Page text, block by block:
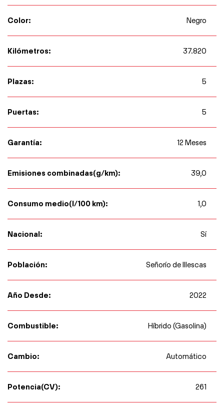
Color: Negro
Kilómetros: 37.820
Plazas: 5
Puertas: 5
Garantía: 12 Meses
Emisiones combinadas(g/km): 39,0
Consumo medio(l/100 km): 1,0
Nacional: Sí
Población: Señorío de Illescas
Año Desde: 2022
Combustible: Híbrido (Gasolina)
Cambio: Automático
Potencia(CV): 261